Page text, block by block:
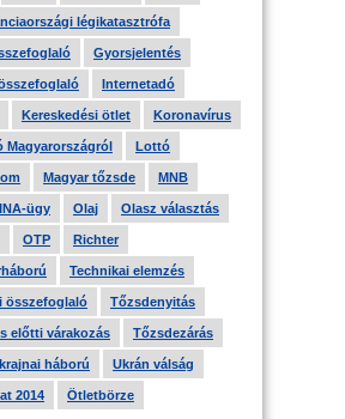
légikatasztrófa
Gyorsjelentés
Internetadó
Kereskedési ötlet Koronavírus
Magyarországról Lottó
Magyar tőzsde MNB
ügy Olaj Olasz választás
OTP Richter
Technikai elemzés
összefoglaló Tőzsdenyitás
előtti várakozás Tőzsdezárás
háború Ukrán válság
2014 Ötletbörze